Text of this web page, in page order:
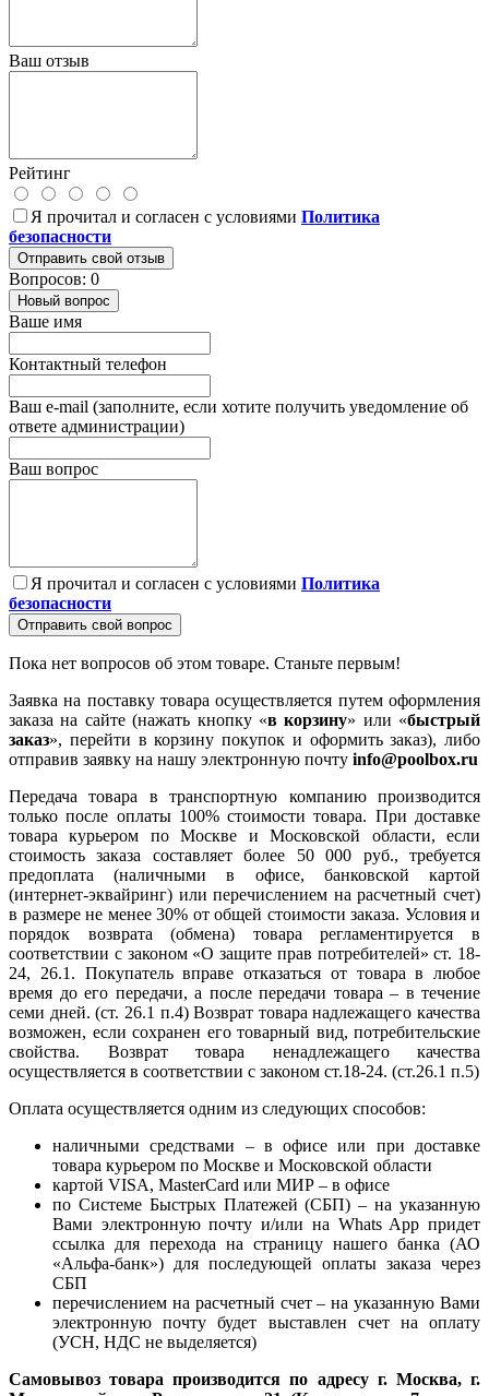
Ваш отзыв
Рейтинг
Я прочитал и согласен с условиями Политика
безопасности
Отправить свой отзыв
Вопросов: 0
Новый вопрос
Ваше имя
Контактный телефон
Ваш e-mail (заполните, если хотите получить уведомление об
ответе администрации)
Ваш вопрос
Я прочитал и согласен с условиями Политика
безопасности
Отправить свой вопрос
Пока нет вопросов об этом товаре. Станьте первым!
Заявка на поставку товара осуществляется путем оформления
заказа на сайте (нажать кнопку «в корзину» или «быстрый
заказ», перейти в корзину покупок и оформить заказ), либо
отправив заявку на нашу электронную почту info@poolbox.ru
Передача товара в транспортную компанию производится
только после оплаты 100% стоимости товара. При доставке
товара курьером по Москве и Московской области, если
стоимость заказа составляет более 50 000 руб., требуется
предоплата (наличными в офисе, банковской картой
(интернет-эквайринг) или перечислением на расчетный счет)
в размере не менее 30% от общей стоимости заказа. Условия и
порядок возврата (обмена) товара регламентируется в
соответствии с законом «О защите прав потребителей» ст. 18-
24, 26.1. Покупатель вправе отказаться от товара в любое
время до его передачи, а после передачи товара – в течение
семи дней. (ст. 26.1 п.4) Возврат товара надлежащего качества
возможен, если сохранен его товарный вид, потребительские
свойства. Возврат товара ненадлежащего качества
осуществляется в соответствии с законом ст.18-24. (ст.26.1 п.5)
Оплата осуществляется одним из следующих способов:
наличными средствами – в офисе или при доставке
товара курьером по Москве и Московской области
картой VISA, MasterCard или МИР – в офисе
по Системе Быстрых Платежей (СБП) – на указанную
Вами электронную почту и/или на Whats App придет
ссылка для перехода на страницу нашего банка (АО
«Альфа-банк») для последующей оплаты заказа через
СБП
перечислением на расчетный счет – на указанную Вами
электронную почту будет выставлен счет на оплату
(УСН, НДС не выделяется)
Самовывоз товара производится по адресу г. Москва, г.